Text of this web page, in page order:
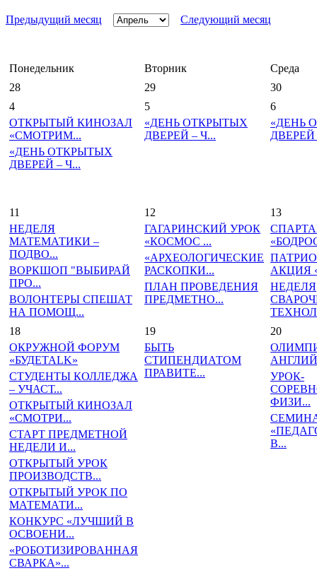
Предыдущий месяц Следующий месяц
Понедельник Вторник
Среда
28
29
30
4
ОТКРЫТЫЙ КИНОЗАЛ
«СМОТРИМ...
«ДЕНЬ ОТКРЫТЫХ
ДВЕРЕЙ – Ч...
5
«ДЕНЬ ОТКРЫТЫХ
ДВЕРЕЙ – Ч...
6
«ДЕНЬ
ДВЕРЕЙ
11
НЕДЕЛЯ
МАТЕМАТИКИ –
ПОДВО...
ВОРКШОП "ВЫБИРАЙ
ПРО...
ВОЛОНТЕРЫ СПЕШАТ
НА ПОМОЩ...
12
ГАГАРИНСКИЙ УРОК
«КОСМОС ...
«АРХЕОЛОГИЧЕСКИЕ
РАСКОПКИ...
ПЛАН ПРОВЕДЕНИЯ
ПРЕДМЕТНО...
13
АКЦИЯ
НЕДЕЛЯ
18
ОКРУЖНОЙ ФОРУМ
«БУДЕТАLK»
СТУДЕНТЫ КОЛЛЕДЖА
– УЧАСТ...
ОТКРЫТЫЙ КИНОЗАЛ
«СМОТРИ...
СТАРТ ПРЕДМЕТНОЙ
НЕДЕЛИ И...
ОТКРЫТЫЙ УРОК
ПРОИЗВОДСТВ...
ОТКРЫТЫЙ УРОК ПО
МАТЕМАТИ...
КОНКУРС «ЛУЧШИЙ В
ОСВОЕНИ...
«РОБОТИЗИРОВАННАЯ
СВАРКА»...
19
БЫТЬ
СТИПЕНДИАТОМ
ПРАВИТЕ...
20
УРОК-
ФИЗИ...
В...